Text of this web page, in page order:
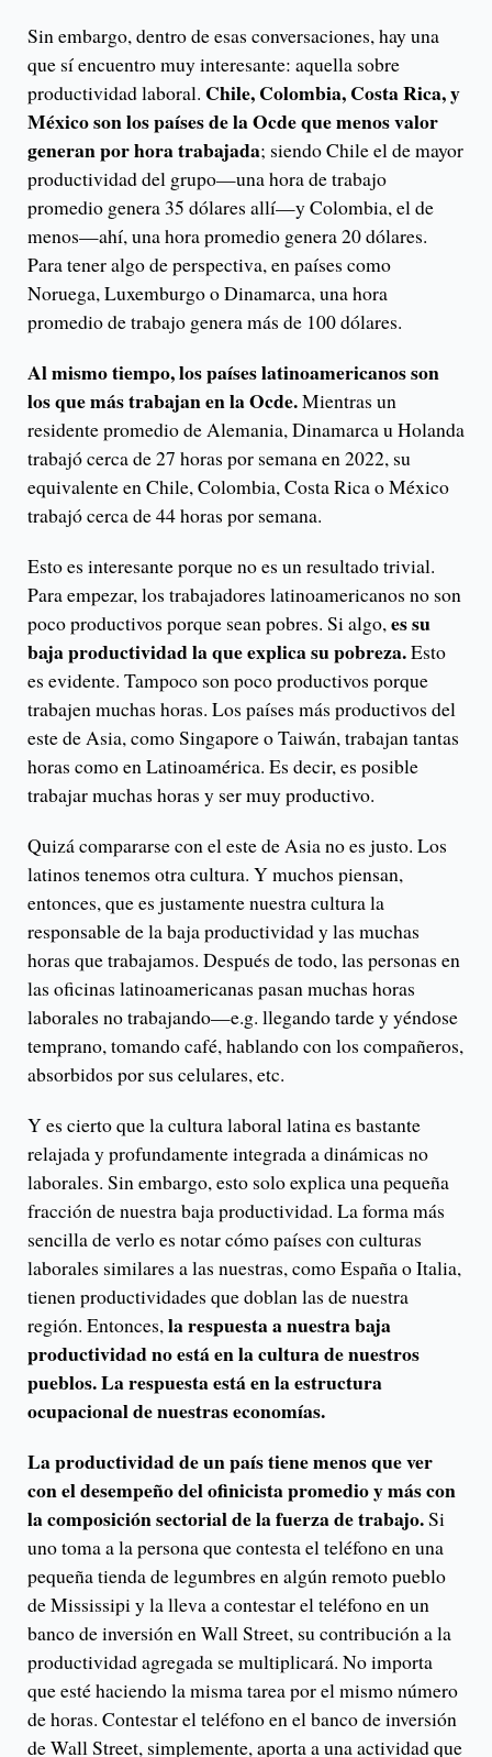
Sin embargo, dentro de esas conversaciones, hay una
que sí encuentro muy interesante: aquella sobre
productividad laboral. Chile, Colombia, Costa Rica, y
México son los países de la Ocde que menos valor
generan por hora trabajada; siendo Chile el de mayor
productividad del grupo—una hora de trabajo
promedio genera 35 dólares allí—y Colombia, el de
menos—ahí, una hora promedio genera 20 dólares.
Para tener algo de perspectiva, en países como
Noruega, Luxemburgo o Dinamarca, una hora
promedio de trabajo genera más de 100 dólares.
Al mismo tiempo, los países latinoamericanos son
los que más trabajan en la Ocde.Mientras un
residente promedio de Alemania, Dinamarca u Holanda
trabajó cerca de 27 horas por semana en 2022, su
equivalente en Chile, Colombia, Costa Rica o México
trabajó cerca de 44 horas por semana.
Esto es interesante porque no es un resultado trivial.
Para empezar, los trabajadores latinoamericanos no son
poco productivos porque sean pobres. Si algo,es su
baja productividad la que explica su pobreza.Esto
es evidente. Tampoco son poco productivos porque
trabajen muchas horas. Los países más productivos del
este de Asia, como Singapore o Taiwán, trabajan tantas
horas como en Latinoamérica. Es decir, es posible
trabajar muchas horas y ser muy productivo.
Quizá compararse con el este de Asia no es justo. Los
latinos tenemos otra cultura. Y muchos piensan,
entonces, que es justamente nuestra cultura la
responsable de la baja productividad y las muchas
horas que trabajamos. Después de todo, las personas en
las oficinas latinoamericanas pasan muchas horas
laborales no trabajando—e.g. llegando tarde y yéndose
temprano, tomando café, hablando con los compañeros,
absorbidos por sus celulares, etc.
Y es cierto que la cultura laboral latina es bastante
relajada y profundamente integrada a dinámicas no
laborales. Sin embargo, esto solo explica una pequeña
fracción de nuestra baja productividad. La forma más
sencilla de verlo es notar cómo países con culturas
laborales similares a las nuestras, como España o Italia,
tienen productividades que doblan las de nuestra
región. Entonces,la respuesta a nuestra baja
productividad no está en la cultura de nuestros
pueblos. La respuesta está en la estructura
ocupacional de nuestras economías.
La productividad de un país tiene menos que ver
con el desempeño del ofinicista promedio y más con
la composición sectorial de la fuerza de trabajo.Si
uno toma a la persona que contesta el teléfono en una
pequeña tienda de legumbres en algún remoto pueblo
de Mississipi y la lleva a contestar el teléfono en un
banco de inversión en Wall Street, su contribución a la
productividad agregada se multiplicará. No importa
que esté haciendo la misma tarea por el mismo número
de horas. Contestar el teléfono en el banco de inversión
de Wall Street, simplemente, aporta a una actividad que